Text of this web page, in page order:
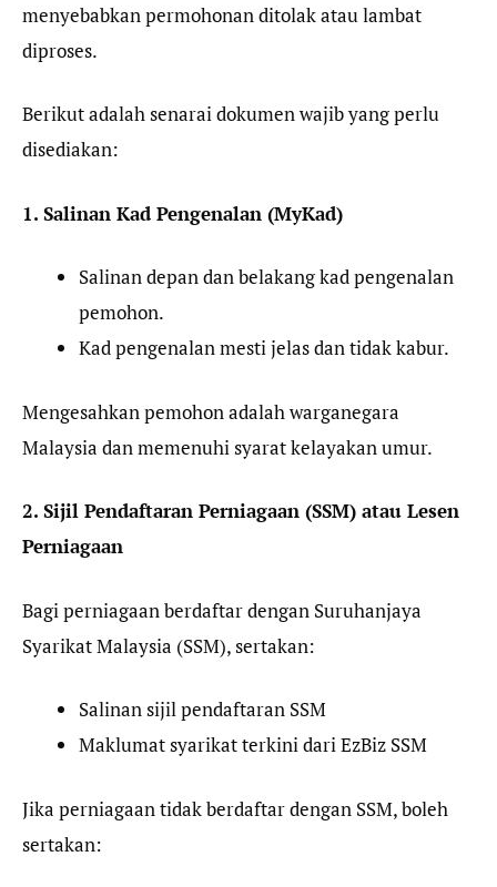
menyebabkan permohonan ditolak atau lambat
diproses.
Berikut adalah senarai dokumen wajib yang perlu
disediakan:
1. Salinan Kad Pengenalan (MyKad)
Salinan depan dan belakang kad pengenalan
pemohon.
Kad pengenalan mesti jelas dan tidak kabur.
Mengesahkan pemohon adalah warganegara
Malaysia dan memenuhi syarat kelayakan umur.
2. Sijil Pendaftaran Perniagaan (SSM) atau Lesen
Perniagaan
Bagi perniagaan berdaftar dengan Suruhanjaya
Syarikat Malaysia (SSM), sertakan:
Salinan sijil pendaftaran SSM
Maklumat syarikat terkini dari EzBiz SSM
Jika perniagaan tidak berdaftar dengan SSM, boleh
sertakan: